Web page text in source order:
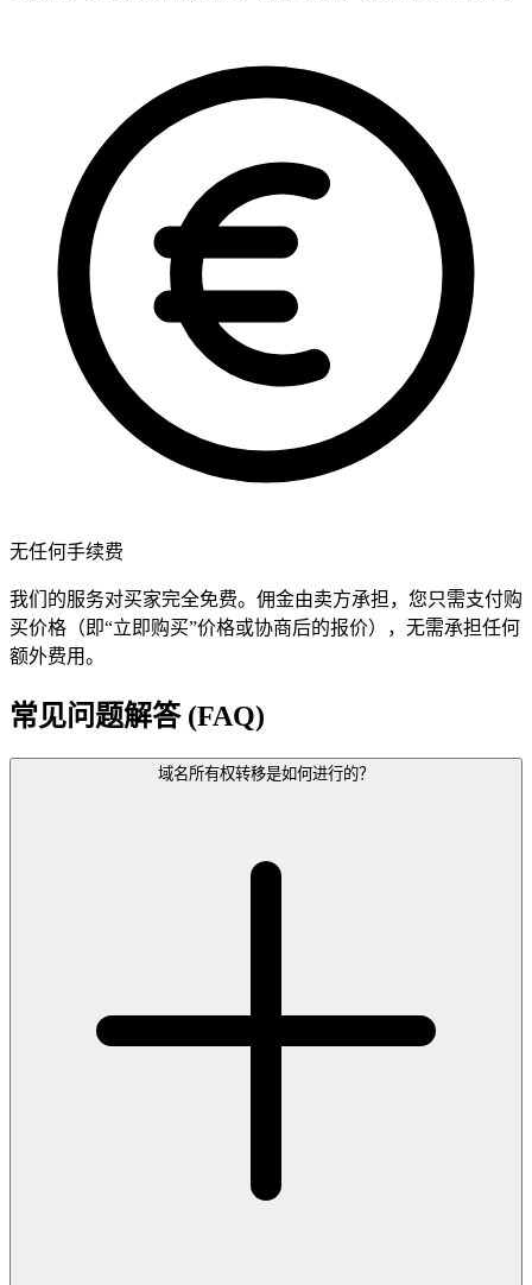
无任何手续费
我们的服务对买家完全免费。佣金由卖方承担，您只需支付购
买价格（即“立即购买”价格或协商后的报价），无需承担任何
额外费用。
常见问题解答 (FAQ)
域名所有权转移是如何进行的？